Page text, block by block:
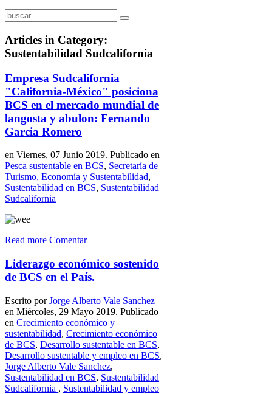
Articles in Category:
Sustentabilidad Sudcalifornia
Empresa Sudcalifornia
"California-México" posiciona
BCS en el mercado mundial de
langosta y abulon: Fernando
Garcia Romero
en Viernes, 07 Junio 2019. Publicado en
Pesca sustentable en BCS, Secretaría de
Turismo, Economía y Sustentabilidad,
Sustentabilidad en BCS, Sustentabilidad
Sudcalifornia
Read more Comentar
Liderazgo económico sostenido
de BCS en el País.
Escrito porJorge Alberto Vale Sanchez
en Miércoles, 29 Mayo 2019. Publicado
en Crecimiento económico y
sustentabilidad, Crecimiento económico
de BCS, Desarrollo sustentable en BCS,
Desarrollo sustentable y empleo en BCS,
Jorge Alberto Vale Sanchez,
Sustentabilidad en BCS, Sustentabilidad
Sudcalifornia , Sustentabilidad y empleo